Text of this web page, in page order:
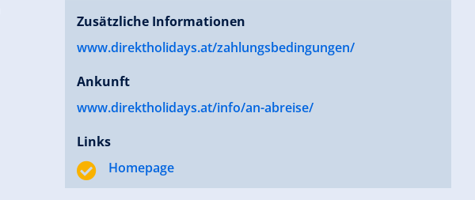
Zusätzliche Informationen
www.direktholidays.at/zahlungsbedingungen/
Ankunft
www.direktholidays.at/info/an-abreise/
Links
Homepage